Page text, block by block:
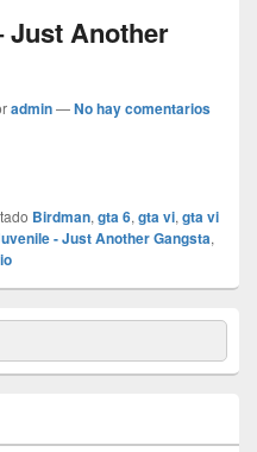
Just Another
admin—No hay comentarios
Birdman, gta 6, gta vi, gta vi
- Just Another Gangsta,